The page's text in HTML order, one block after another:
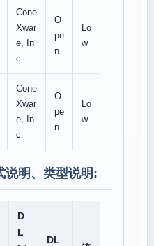
Cone
Xwar
e, In
c.
O
pe
n
Lo
w
Cone
Xwar
e, In
c.
O
pe
n
Lo
w
说明、类型说明:
D
L
DL